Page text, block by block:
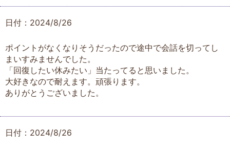
日付：2024/8/26
ポイントがなくなりそうだったので途中で会話を切ってし
まいすみませんでした。
「回復したい休みたい」当たってると思いました。
大好きなので耐えます。頑張ります。
ありがとうございました。
日付：2024/8/26